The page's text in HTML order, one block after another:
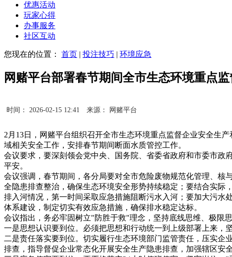
优惠活动
玩家心得
办事服务
社区互动
您现在的位置： 首页 | 投注技巧 | 环境应急
网赌平台部署春节期间全市生态环境重点
时间： 2026-02-15 12:41 来源： 网赌平台
2月13日，网赌平台组织召开全市生态环境重点监督企业安全生
域相关安全工作，安排春节期间断面水质管控工作。
会议要求，要深刻领会党中央、国务院、省委省政府和市委市
平安。
会议强调，春节期间，各分局要对全市危险废物规范化管理、
全隐患排查整治，确保生态环境安全形势持续稳定；要结合实
排入河情况，第一时间采取应急措施阻断污水入河；要加大污
体系建设，制定切实有效应急措施，确保排水稳定达标。
会议指出，务必牢固树立"防胜于救"理念，坚持底线思维、极限
一是思想认识要到位。必须把思想和行动统一到上级部署上来，
二是责任落实要到位。切实履行生态环境部门监管责任，压实
排查，指导督促企业常态化开展安全生产隐患排查，加强辖区安